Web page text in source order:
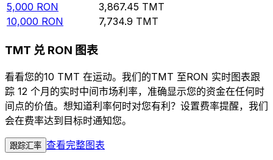
5,000 RON 3,867.45 TMT
10,000 RON 7,734.9 TMT
TMT 兑 RON 图表
看看您的10 TMT 在运动。我们的TMT 至RON 实时图表跟
踪 12 个月的实时中间市场利率，准确显示您的资金在任何时
间点的价值。想知道利率何时对您有利？设置费率提醒，我们
会在费率达到目标时通知您。
跟踪汇率 查看完整图表